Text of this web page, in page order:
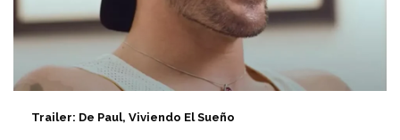
Trailer: De Paul, Viviendo El Sueño